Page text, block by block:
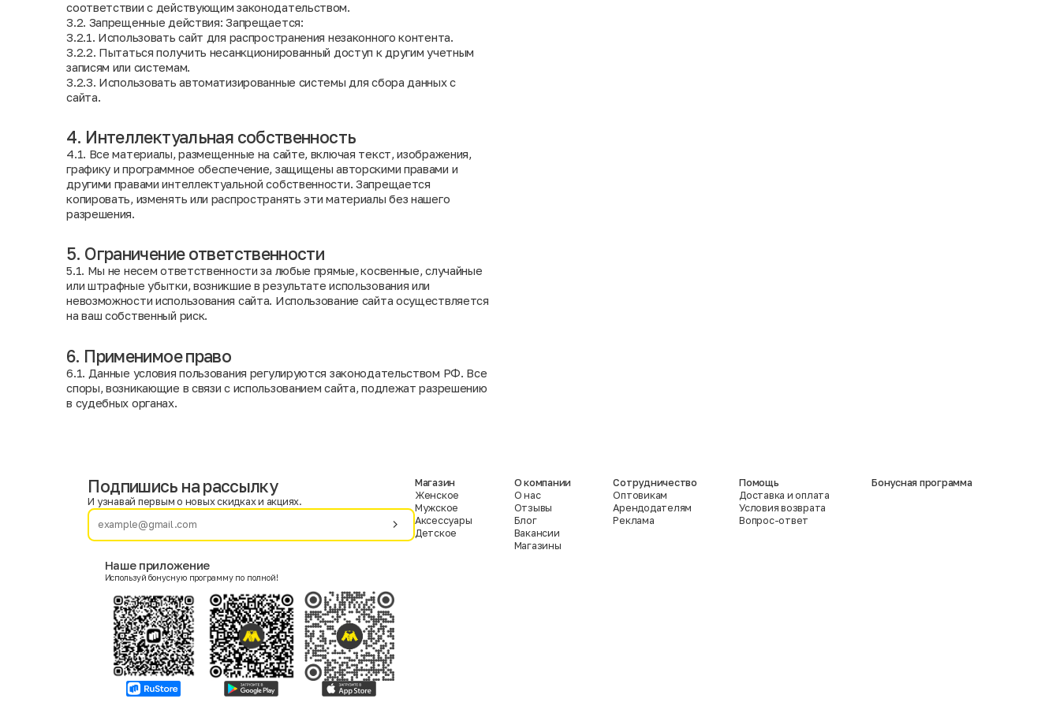
соответствии с действующим законодательством.
3.2. Запрещенные действия: Запрещается:
3.2.1. Использовать сайт для распространения незаконного контента.
3.2.2. Пытаться получить несанкционированный доступ к другим учетным
записям или системам.
3.2.3. Использовать автоматизированные системы для сбора данных с
сайта.
4. Интеллектуальная собственность
4.1. Все материалы, размещенные на сайте, включая текст, изображения,
графику и программное обеспечение, защищены авторскими правами и
другими правами интеллектуальной собственности. Запрещается
копировать, изменять или распространять эти материалы без нашего
разрешения.
5. Ограничение ответственности
5.1. Мы не несем ответственности за любые прямые, косвенные, случайные
или штрафные убытки, возникшие в результате использования или
невозможности использования сайта. Использование сайта осуществляется
на ваш собственный риск.
6. Применимое право
6.1. Данные условия пользования регулируются законодательством РФ. Все
споры, возникающие в связи с использованием сайта, подлежат разрешению
в судебных органах.
Фамилия
Женский
Согласие на получение чеков по электронной почте
Подпишись на рассылку
И узнавай первым о новых скидках и акциях.
Наше приложение
Используй бонусную программу по полной!
Магазин
Женское
Мужское
Аксессуары
Детское
О компании
О нас
Отзывы
Блог
Вакансии
Магазины
Сотрудничество
Оптовикам
Арендодателям
Реклама
Помощь
Доставка и оплата
Условия возврата
Вопрос-ответ
Бонусная программа